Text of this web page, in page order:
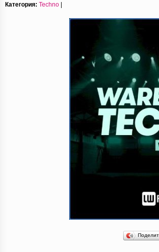
Категория: Techno |